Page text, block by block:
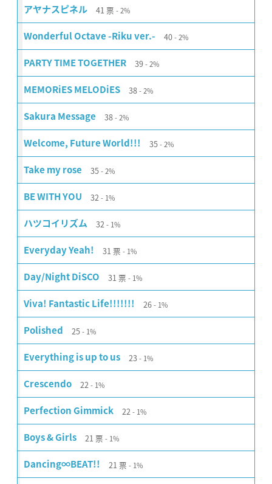
アヤナスピネル 41 票 2%
Wonderful Octave -Riku ver.- 40 2%
PARTY TIME TOGETHER 39 2%
MEMORiES MELODiES 38 2%
Sakura Message 38 2%
Welcome, Future World!!! 35 2%
Take my rose 35 2%
BE WITH YOU 32 1%
ハツコイリズム 32 1%
Everyday Yeah! 31 票 1%
Day/Night DiSCO 31 票 1%
Viva! Fantastic Life!!!!!!! 26 1%
Polished 25 1%
Everything is up to us 23 1%
Crescendo 22 1%
Perfection Gimmick 22 1%
Boys & Girls 21 票 1%
Dancing∞BEAT!! 21 票 1%